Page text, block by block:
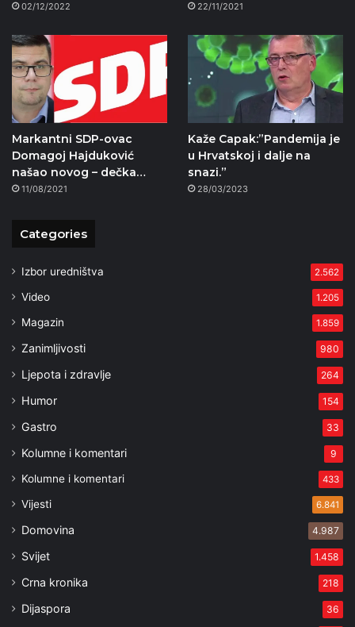
02/12/2022 22/11/2021
Markantni SDP-ovac
Domagoj Hajduković
našao novog – dečka…
11/08/2021
Kaže Capak:”Pandemija je
u Hrvatskoj i dalje na
snazi.”
28/03/2023
Categories
Izbor uredništva 2.562
Video 1.205
Magazin 1.859
Zanimljivosti 980
Ljepota i zdravlje 264
Humor 154
Gastro 33
Kolumne i komentari 9
Kolumne i komentari 433
Vijesti 6.841
Domovina 4.987
Svijet 1.458
Crna kronika 218
Dijaspora 36